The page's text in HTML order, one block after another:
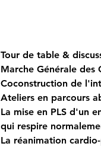
Tour de table &
Marche Générale des
Coconstruction de
Ateliers en parcours
La mise en PLS d'un
qui respire
La réanimation